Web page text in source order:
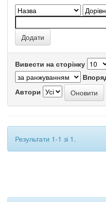
Вивести на сторінку
Автори
Результати 1-1 зі 1.